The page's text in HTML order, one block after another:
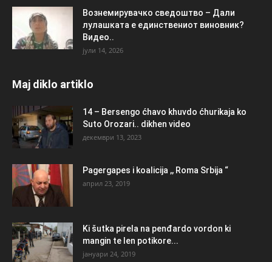
Вознемирувачко сведоштво – Дали
лулашката е единствениот виновник?
Видео..
јули 14, 2026
Maj diklo artiklo
14 – Bersengo ćhavo khuvdo ćhurikaja ko
Suto Orozari.. dikhen video
декември 13, 2023
Pagergapes i koalicija ,, Roma Srbija “
април 23, 2019
Ki šutka pirela na penđardo vordon ki
mangin te len potikore...
јануари 24, 2019